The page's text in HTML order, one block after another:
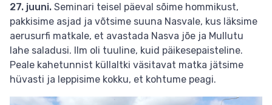
27. juuni. Seminari teisel päeval sõime hommikust,
pakkisime asjad ja võtsime suuna Nasvale, kus läksime
aerusurfi matkale, et avastada Nasva jõe ja Mullutu
lahe saladusi. Ilm oli tuuline, kuid päikesepaisteline.
Peale kahetunnist küllaltki väsitavat matka jätsime
hüvasti ja leppisime kokku, et kohtume peagi.